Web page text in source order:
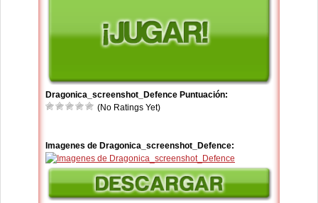
Dragonica_screenshot_Defence Puntuación:
(No Ratings Yet)
Imagenes de Dragonica_screenshot_Defence: